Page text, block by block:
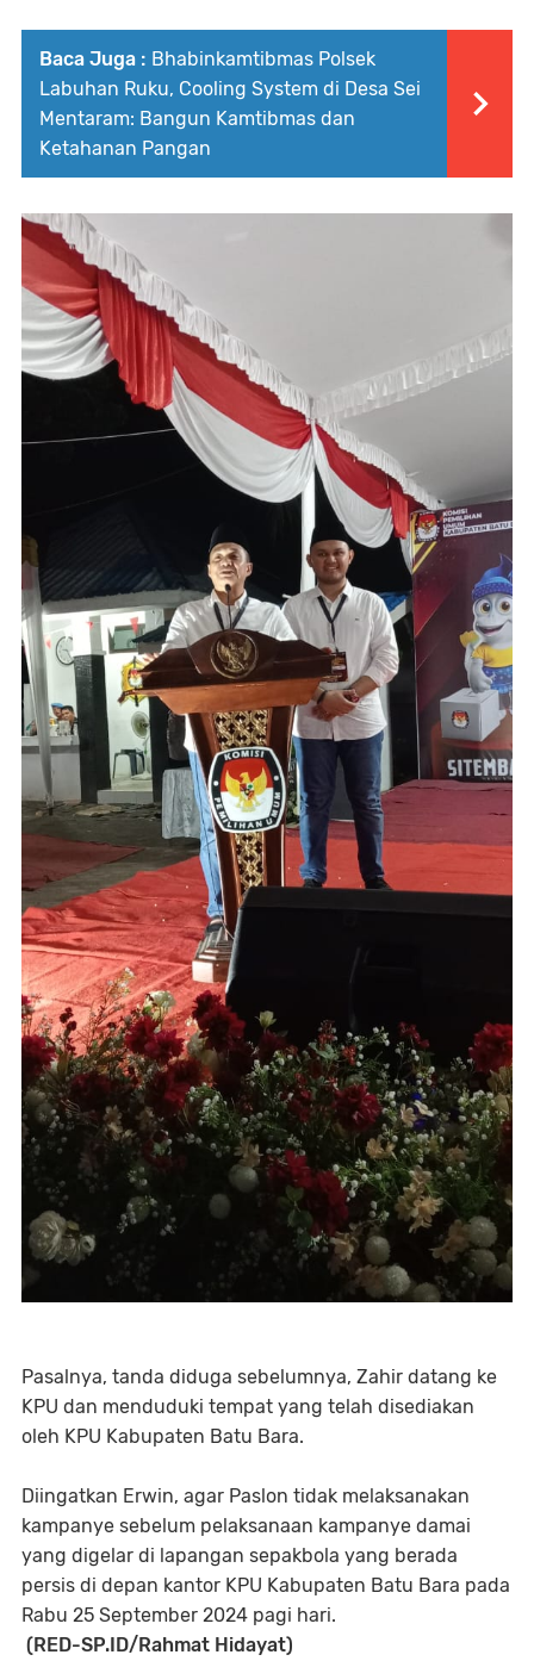
Baca Juga : Bhabinkamtibmas Polsek
Labuhan Ruku, Cooling System di Desa Sei
Mentaram: Bangun Kamtibmas dan
Ketahanan Pangan
Pasalnya, tanda diduga sebelumnya, Zahir datang ke
KPU dan menduduki tempat yang telah disediakan
oleh KPU Kabupaten Batu Bara.
Diingatkan Erwin, agar Paslon tidak melaksanakan
kampanye sebelum pelaksanaan kampanye damai
yang digelar di lapangan sepakbola yang berada
persis di depan kantor KPU Kabupaten Batu Bara pada
Rabu 25 September 2024 pagi hari.
(RED-SP.ID/Rahmat Hidayat)